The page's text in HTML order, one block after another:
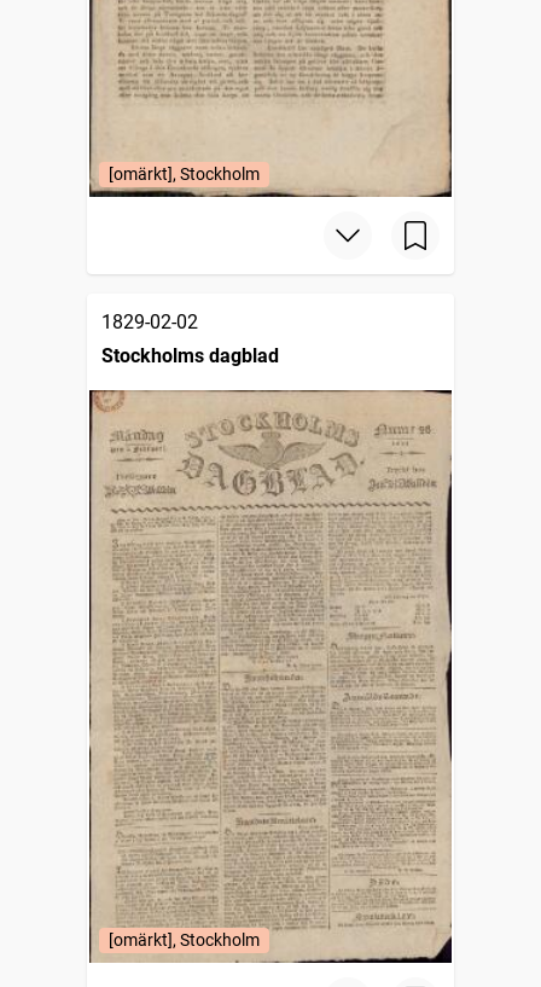
[omärkt], Stockholm
1829-02-02
Stockholms dagblad
[omärkt], Stockholm